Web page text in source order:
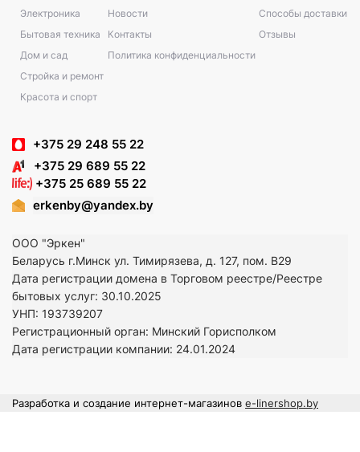
Электроника
Бытовая техника
Дом и сад
Стройка и ремонт
Красота и спорт
Новости
Контакты
Политика конфиденциальности
Способы доставки
Отзывы
+375 29 248 55 22
+375 29 689 55 22
+375 25 689 55 22
erkenby@yandex.by
ООО "Эркен"
Беларусь г.Минск ул. Тимирязева, д. 127, пом. В29
Дата регистрации домена в Торговом реестре/Реестре
бытовых услуг: 30.10.2025
УНП: 193739207
Регистрационный орган: Минский Горисполком
Дата регистрации компании: 24.01.2024
Разработка и создание интернет-магазинов e-linershop.by